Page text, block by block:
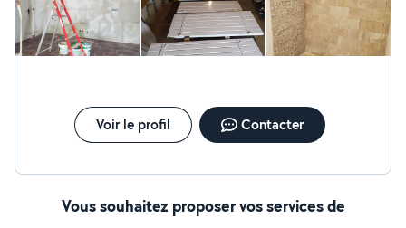
Voir le profil Contacter
Vous souhaitez proposer vos services de